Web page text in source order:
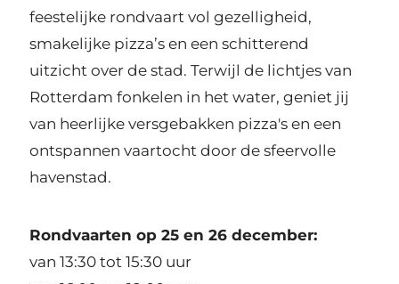
feestelijke rondvaart vol gezelligheid,
smakelijke pizza’s en een schitterend
uitzicht over de stad. Terwijl de lichtjes van
Rotterdam fonkelen in het water, geniet jij
van heerlijke versgebakken pizza's en een
ontspannen vaartocht door de sfeervolle
havenstad.
Rondvaarten op 25 en 26 december:
van 13:30 tot 15:30 uur